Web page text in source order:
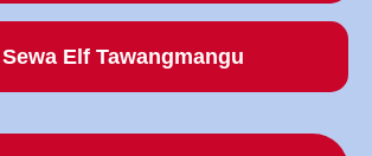
Sewa Elf Tawangmangu